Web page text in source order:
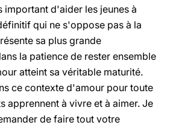
important d'aider les jeunes à
qui ne s'oppose pas à la
sa plus grande
la patience de rester ensemble
atteint sa véritable maturité.
ce contexte d'amour pour toute
apprennent à vivre et à aimer. Je
de faire tout votre